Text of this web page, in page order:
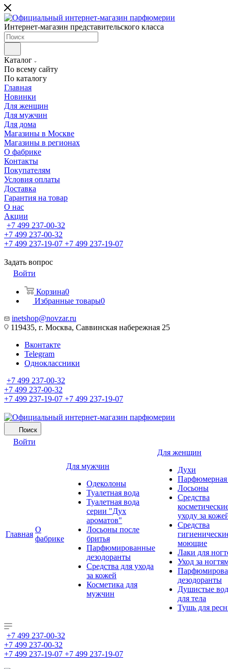
Интернет-магазин представительского класса
Каталог
По всему сайту
По каталогу
Главная
Новинки
Для женщин
Для мужчин
Для дома
Магазины в Москве
Магазины в регионах
О фабрике
Контакты
Покупателям
Условия оплаты
Доставка
Гарантия на товар
О нас
Акции
+7 499 237-00-32
+7 499 237-00-32
+7 499 237-19-07 +7 499 237-19-07
Задать вопрос
Войти
Корзина0
Избранные товары0
inetshop@novzar.ru
119435, г. Москва, Саввинская набережная 25
Вконтакте
Telegram
Одноклассники
+7 499 237-00-32
+7 499 237-00-32
+7 499 237-19-07 +7 499 237-19-07
Поиск
Войти
Главная
О
фабрике
Для мужчин
Одеколоны
Туалетная вода
Туалетная вода
серии "Дух
ароматов"
Лосьоны после
бритья
Парфюмированные
дезодоранты
Средства для ухода
за кожей
Косметика для
мужчин
Для женщин
Духи
Парфюмерная
Лосьоны
Средства
уходу за
Средства
моющие
Лаки для
Уход за
дезодоранты
Душистые
для тела
Тушь для
+7 499 237-00-32
+7 499 237-00-32
+7 499 237-19-07 +7 499 237-19-07